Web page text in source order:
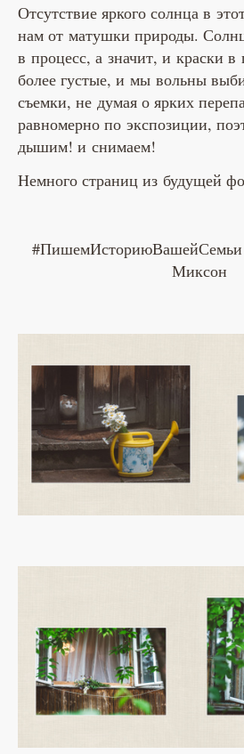
Отсутствие яркого солнца в
нам от матушки природы.
в процесс, а значит, и краски
более густые, и мы вольны
съемки, не думая о ярких
равномерно по экспозиции,
дышим! и снимаем!
Немного страниц из будущей
#ПишемИсториюВашейСемьи
Миксон